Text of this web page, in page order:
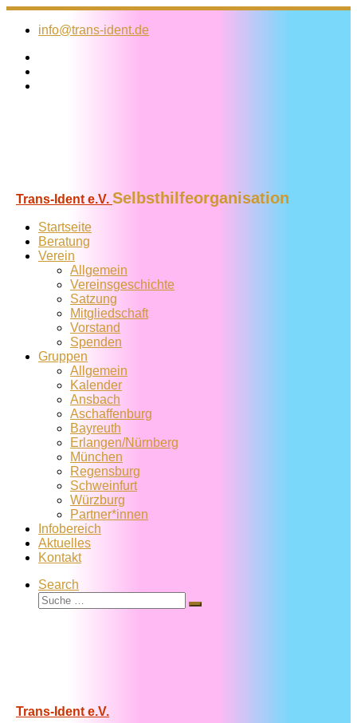
Zum
Inhalt
info@trans-ident.de
Trans-Ident e.V. Selbsthilfeorganisation
Startseite
Beratung
Verein
Allgemein
Vereins­geschichte
Satzung
Mitglied­schaft
Vorstand
Spenden
Gruppen
Allgemein
Kalender
Ansbach
Aschaffenburg
Bayreuth
Erlangen/Nürnberg
München
Regensburg
Schweinfurt
Würzburg
Partner*innen
Infobereich
Aktuelles
Kontakt
Search
Suche
Suche
Trans-Ident e.V.